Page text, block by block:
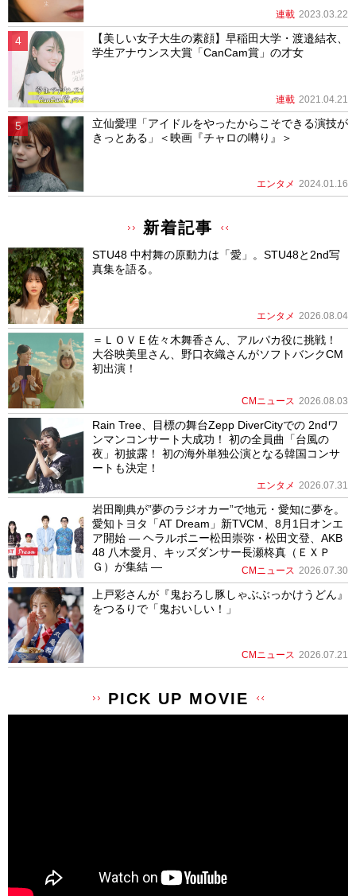
連載 2023.03.22
【美しい女子大生の素顔】早稲田大学・渡邉結衣、
学生アナウンス大賞「CanCam賞」の才女
連載 2021.04.21
立仙愛理「アイドルをやったからこそできる演技が
きっとある」＜映画『チャロの囀り』＞
エンタメ 2024.01.16
新着記事
STU48 中村舞の原動力は「愛」。STU48と2nd写
真集を語る。
エンタメ 2026.08.04
＝ＬＯＶＥ佐々木舞香さん、アルパカ役に挑戦！
大谷映美里さん、野口衣織さんがソフトバンクCM
初出演！
CMニュース 2026.08.03
Rain Tree、目標の舞台Zepp DiverCityでの 2ndワ
ンマンコンサート大成功！ 初の全員曲「台風の
夜」初披露！ 初の海外単独公演となる韓国コンサ
ートも決定！
エンタメ 2026.07.31
岩田剛典が”夢のラジオカー”で地元・愛知に夢を。
愛知トヨタ「AT Dream」新TVCM、8月1日オンエ
ア開始 ― ヘラルボニー松田崇弥・松田文登、AKB
48 八木愛月、キッズダンサー長瀬柊真（ＥＸＰ
Ｇ）が集結 ―
CMニュース 2026.07.30
上戸彩さんが『鬼おろし豚しゃぶぶっかけうどん』
をつるりで「鬼おいしい！」
CMニュース 2026.07.21
PICK UP MOVIE